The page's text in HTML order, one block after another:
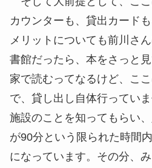
カウンターも、貸出カード
メリットについても前川さ
書館だったら、本をさっと
家で読むってなるけど、こ
で、貸し出し自体行ってい
施設のことを知ってもらい
が90分という限られた時間
になっています。その分、